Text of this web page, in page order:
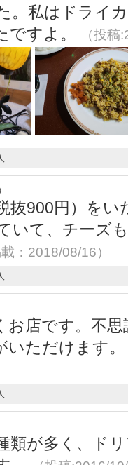
。私はドライ
ですよ。
（投
抜900円）を
いて、チーズ
：2018/08/16）
お店です。不
いただけます
類が多く、ド